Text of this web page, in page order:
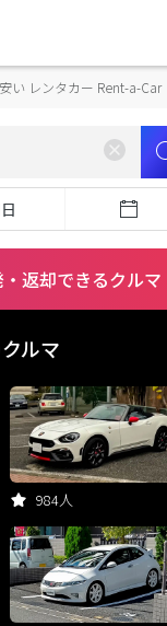
い レンタカー Rent-a-Car
返却できるクルマ
ルマ
984人